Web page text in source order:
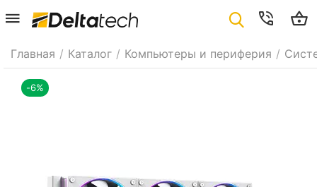
Главная / Каталог / Компьютеры и периферия /
-6%